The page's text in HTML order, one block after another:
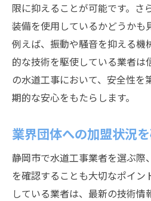
限に抑えることが可能です。さ
装備を使用しているかどうかも
例えば、振動や騒音を抑える機
的な技術を駆使している業者は
の水道工事において、安全性を
期的な安心をもたらします。
業界団体への加盟状況
静岡市で水道工事業者を選ぶ際
を確認することも大切なポイン
している業者は、最新の技術